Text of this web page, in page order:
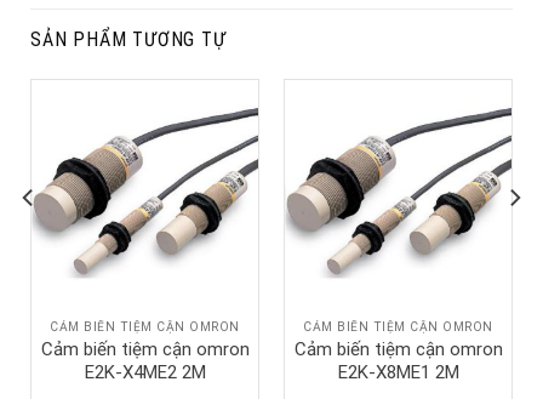
SẢN PHẨM TƯƠNG TỰ
CẢM BIẾN TIỆM CẬN OMRON
Cảm biến tiệm cận omron
E2K-X4ME2 2M
CẢM BIẾN TIỆM CẬN OMRON
Cảm biến tiệm cận omron
E2K-X8ME1 2M